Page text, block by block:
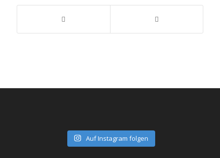
Auf Instagram folgen